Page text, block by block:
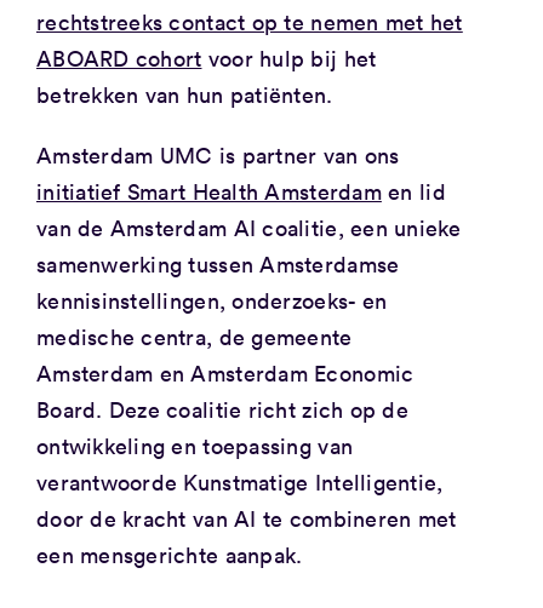
rechtstreeks contact op te nemen met het
ABOARD cohort voor hulp bij het
betrekken van hun patiënten.
Amsterdam UMC is partner van ons
initiatief Smart Health Amsterdamen lid
van de Amsterdam AI coalitie, een unieke
samenwerking tussen Amsterdamse
kennisinstellingen, onderzoeks- en
medische centra, de gemeente
Amsterdam en Amsterdam Economic
Board. Deze coalitie richt zich op de
ontwikkeling en toepassing van
verantwoorde Kunstmatige Intelligentie,
door de kracht van AI te combineren met
een mensgerichte aanpak.